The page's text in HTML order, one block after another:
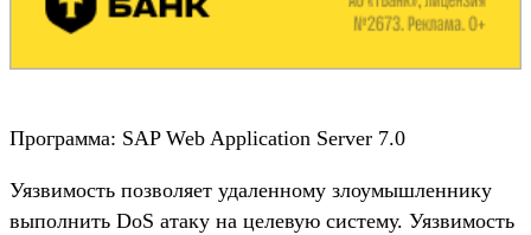
Программа: SAP Web Application Server 7.0
Уязвимость позволяет удаленному злоумышленнику
выполнить DoS атаку на целевую систему. Уязвимость